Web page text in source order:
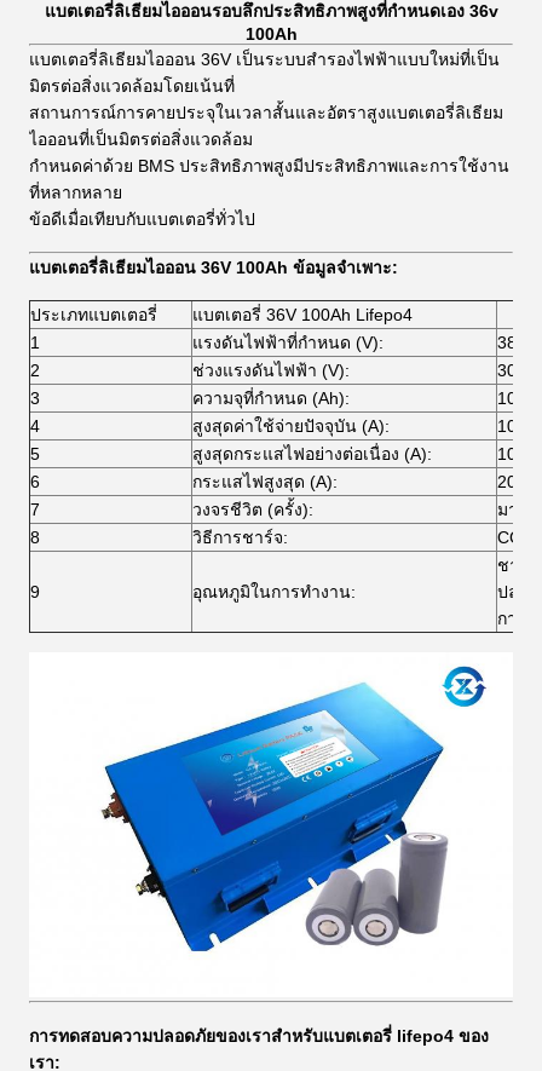
แบตเตอรี่ลิเธียมไอออนรอบลึกประสิทธิภาพสูงที่กำหนดเอง 36v
100Ah
แบตเตอรี่ลิเธียมไอออน 36V เป็นระบบสำรองไฟฟ้าแบบใหม่ที่เป็น
มิตรต่อสิ่งแวดล้อมโดยเน้นที่
สถานการณ์การคายประจุในเวลาสั้นและอัตราสูงแบตเตอรี่ลิเธียม
ไอออนที่เป็นมิตรต่อสิ่งแวดล้อม
กำหนดค่าด้วย BMS ประสิทธิภาพสูงมีประสิทธิภาพและการใช้งาน
ที่หลากหลาย
ข้อดีเมื่อเทียบกับแบตเตอรี่ทั่วไป
แบตเตอรี่ลิเธียมไอออน 36V 100Ah ข้อมูลจำเพาะ:
ประเภทแบตเตอรี่
แบตเตอรี่ 36V 100Ah Lifepo4
1
แรงดันไฟฟ้าที่กำหนด (V):
38.4
2
ช่วงแรงดันไฟฟ้า (V):
30 ~
3
ความจุที่กำหนด (Ah):
100
4
สูงสุดค่าใช้จ่ายปัจจุบัน (A):
100
5
สูงสุดกระแสไฟอย่างต่อเนื่อง (A):
100
6
กระแสไฟสูงสุด (A):
200
7
วงจรชีวิต (ครั้ง):
มากก
8
วิธีการชาร์จ: CC /
9 อุณหภูมิในการทำงาน:
ชาร์
ปล่อ
การ
การทดสอบความปลอดภัยของเราสำหรับแบตเตอรี่ lifepo4 ของ
เรา: